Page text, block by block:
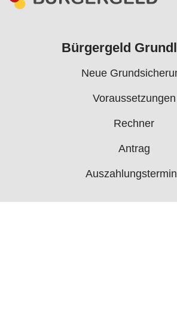
Bürgergeld
Neue
Voraussetzungen
Rechner
Antrag